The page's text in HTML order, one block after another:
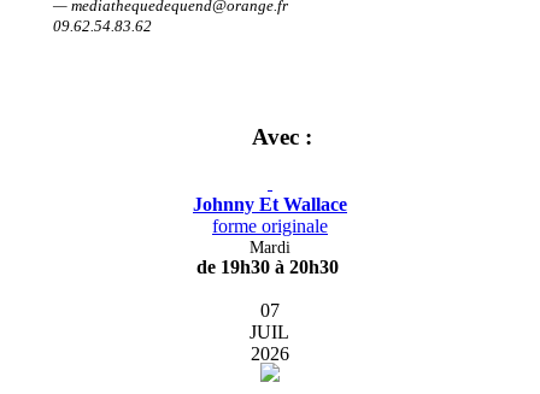
— mediathequedequend@orange.fr
09.62.54.83.62
Avec :
Johnny Et Wallace
forme originale
Mardi
de 19h30 à 20h30
07
JUIL
2026